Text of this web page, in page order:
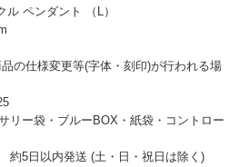
ペンダント （L）
の仕様変更等(字体・刻印)が行われる場
リー袋・ブルーBOX・紙袋・コントロー
5日以内発送 (土・日・祝日は除く)